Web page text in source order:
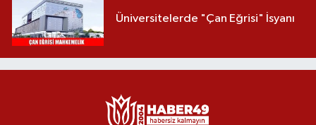
Üniversitelerde "Çan Eğrisi" İsyanı